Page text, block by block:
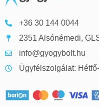
+36 30 144 0044
2351 Alsónémedi,
info@gyogybolt.hu
Ügyfélszolgálat: